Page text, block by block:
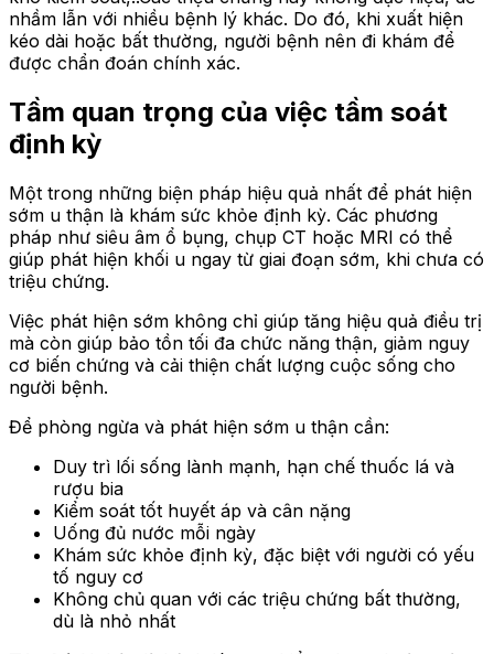
nhầm lẫn với nhiều bệnh lý khác. Do đó, khi xuất hiện
kéo dài hoặc bất thường, người bệnh nên đi khám để
được chẩn đoán chính xác.
Tầm quan trọng của việc tầm soát
định kỳ
Một trong những biện pháp hiệu quả nhất để phát hiện
sớm u thận là khám sức khỏe định kỳ. Các phương
pháp như siêu âm ổ bụng, chụp CT hoặc MRI có thể
giúp phát hiện khối u ngay từ giai đoạn sớm, khi chưa có
triệu chứng.
Việc phát hiện sớm không chỉ giúp tăng hiệu quả điều trị
mà còn giúp bảo tồn tối đa chức năng thận, giảm nguy
cơ biến chứng và cải thiện chất lượng cuộc sống cho
người bệnh.
Để phòng ngừa và phát hiện sớm u thận cần:
Duy trì lối sống lành mạnh, hạn chế thuốc lá và
rượu bia
Kiểm soát tốt huyết áp và cân nặng
Uống đủ nước mỗi ngày
Khám sức khỏe định kỳ, đặc biệt với người có yếu
tố nguy cơ
Không chủ quan với các triệu chứng bất thường,
dù là nhỏ nhất